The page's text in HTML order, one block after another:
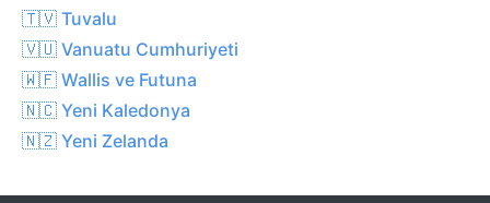
🇹🇻 Tuvalu
🇻🇺 Vanuatu Cumhuriyeti
🇼🇫 Wallis ve Futuna
🇳🇨 Yeni Kaledonya
🇳🇿 Yeni Zelanda